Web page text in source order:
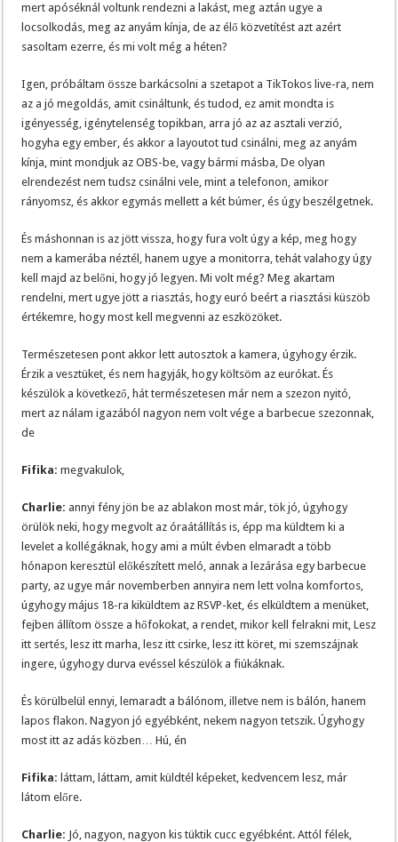
mert apóséknál voltunk rendezni a lakást, meg aztán ugye a
locsolkodás, meg az anyám kínja, de az élő közvetítést azt azért
sasoltam ezerre, és mi volt még a héten?
Igen, próbáltam össze barkácsolni a szetapot a TikTokos live-ra, nem
az a jó megoldás, amit csináltunk, és tudod, ez amit mondta is
igényesség, igénytelenség topikban, arra jó az az asztali verzió,
hogyha egy ember, és akkor a layoutot tud csinálni, meg az anyám
kínja, mint mondjuk az OBS-be, vagy bármi másba, De olyan
elrendezést nem tudsz csinálni vele, mint a telefonon, amikor
rányomsz, és akkor egymás mellett a két búmer, és úgy beszélgetnek.
És máshonnan is az jött vissza, hogy fura volt úgy a kép, meg hogy
nem a kamerába néztél, hanem ugye a monitorra, tehát valahogy úgy
kell majd az belőni, hogy jó legyen. Mi volt még? Meg akartam
rendelni, mert ugye jött a riasztás, hogy euró beért a riasztási küszöb
értékemre, hogy most kell megvenni az eszközöket.
Természetesen pont akkor lett autosztok a kamera, úgyhogy érzik.
Érzik a vesztüket, és nem hagyják, hogy költsöm az eurókat. És
készülök a következő, hát természetesen már nem a szezon nyitó,
mert az nálam igazából nagyon nem volt vége a barbecue szezonnak,
de
Fifika: megvakulok,
Charlie: annyi fény jön be az ablakon most már, tök jó, úgyhogy
örülök neki, hogy megvolt az óraátállítás is, épp ma küldtem ki a
levelet a kollégáknak, hogy ami a múlt évben elmaradt a több
hónapon keresztül előkészített meló, annak a lezárása egy barbecue
party, az ugye már novemberben annyira nem lett volna komfortos,
úgyhogy május 18-ra kiküldtem az RSVP-ket, és elküldtem a menüket,
fejben állítom össze a hőfokokat, a rendet, mikor kell felrakni mit, Lesz
itt sertés, lesz itt marha, lesz itt csirke, lesz itt köret, mi szemszájnak
ingere, úgyhogy durva evéssel készülök a fiúkáknak.
És körülbelül ennyi, lemaradt a bálónom, illetve nem is bálón, hanem
lapos flakon. Nagyon jó egyébként, nekem nagyon tetszik. Úgyhogy
most itt az adás közben… Hú, én
Fifika: láttam, láttam, amit küldtél képeket, kedvencem lesz, már
látom előre.
Charlie: Jó, nagyon, nagyon kis tüktik cucc egyébként. Attól félek,